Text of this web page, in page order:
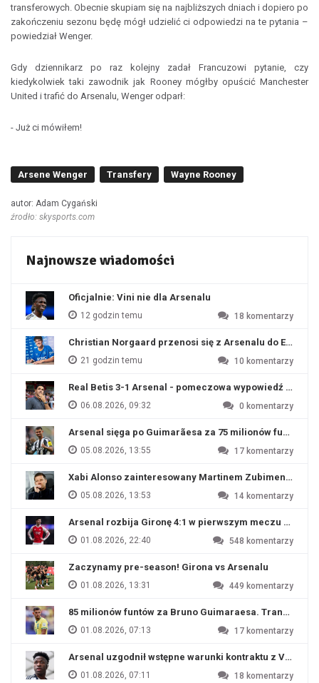
transferowych. Obecnie skupiam się na najbliższych dniach i dopiero po
zakończeniu sezonu będę mógł udzielić ci odpowiedzi na te pytania –
powiedział Wenger.
Gdy dziennikarz po raz kolejny zadał Francuzowi pytanie, czy
kiedykolwiek taki zawodnik jak Rooney mógłby opuścić Manchester
United i trafić do Arsenalu, Wenger odparł:
- Już ci mówiłem!
Arsene Wenger Transfery Wayne Rooney
autor: Adam Cygański
źrodło: skysports.com
Najnowsze wiadomości
Oficjalnie: Vini nie dla Arsenalu
12 godzin temu 18 komentarzy
Christian Norgaard przenosi się z Arsenalu do
21 godzin temu 10 komentarzy
Real Betis 3-1 Arsenal - pomeczowa wypowiedź Artety
06.08.2026, 09:32 0 komentarzy
Arsenal sięga po Guimarãesa za 75 milionów funtów
05.08.2026, 13:55 17 komentarzy
Xabi Alonso zainteresowany Martinem Zubimendim
05.08.2026, 13:53 14 komentarzy
Arsenal rozbija Gironę 4:1 w pierwszym meczu
01.08.2026, 22:40 548 komentarzy
Zaczynamy pre-season! Girona vs Arsenalu
01.08.2026, 13:31 449 komentarzy
85 milionów funtów za Bruno Guimaraesa. Transfer
01.08.2026, 07:13 17 komentarzy
Arsenal uzgodnił wstępne warunki kontraktu z
01.08.2026, 07:11 18 komentarzy